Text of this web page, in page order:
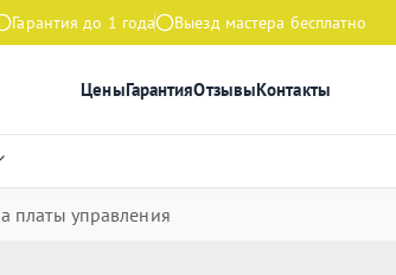
Гарантия до 1 года Выезд мастера бесплатно
ЦеныГарантияОтзывыКонтакты
платы управления